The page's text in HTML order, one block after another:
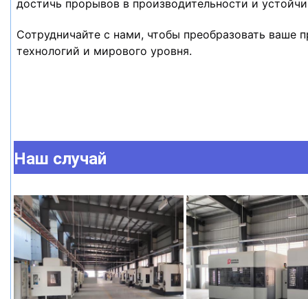
достичь прорывов в производительности и
Сотрудничайте с нами, чтобы преобразовать
технологий и мирового уровня.
Наш случай